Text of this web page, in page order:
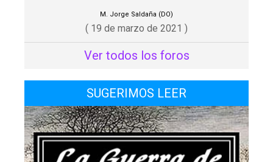
M. Jorge Saldaña (DO)
( 19 de marzo de 2021 )
Ver todos los foros
SUGERIMOS LEER